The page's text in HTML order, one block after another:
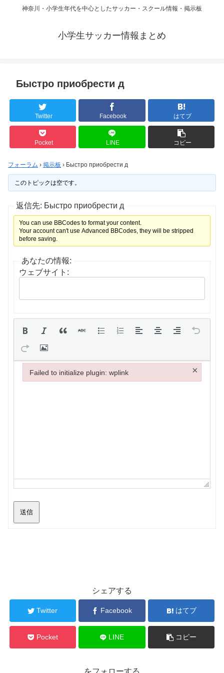
神奈川・小学生年代を中心としたサッカー・スクール情報・掲示板
小学生サッカー情報まとめ
Быстро приобрести д
Twitter Facebook はてブ
Pocket LINE コピー
フォーラム › 掲示板 › Быстро приобрести д
このトピックは空です。
返信先: Быстро приобрести д
You can use BBCodes to format your content.
Your account can't use Advanced BBCodes, they will be stripped
before saving.
あなたの情報:
ウェブサイト:
送信
シェアする
Twitter Facebook はてブ
Pocket LINE コピー
Failed to initialize plugin: wplink ×
Failed to initialize plugin: wplink